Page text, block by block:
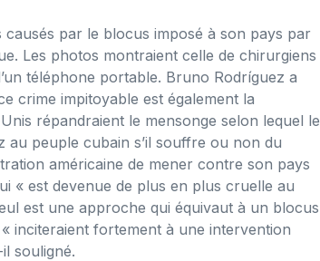
par le blocus imposé à son pays par
Les photos montraient celle de chirurgiens
téléphone portable. Bruno Rodríguez a
crime impitoyable est également la
répandraient le mensonge selon lequel le
au peuple cubain s’il souffre ou non du
américaine de mener contre son pays
« est devenue de plus en plus cruelle au
est une approche qui équivaut à un blocus
inciteraient fortement à une intervention
souligné.